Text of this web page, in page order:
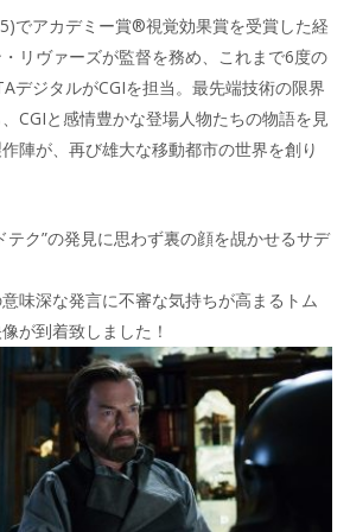
でアカデミー賞®視覚効果賞を受賞した経
リヴァーズが監督を務め、これまで6度の
デジタルがCGIを担当。最先端技術の限界
CGIと感情豊かな登場人物たちの物語を見
陣が、再び雄大な移動都市の世界を創り
テク”の発見に思わず裏の顔を覘かせるサデ
味深な発言に不審な気持ちが高まるトム
が到着致しました！